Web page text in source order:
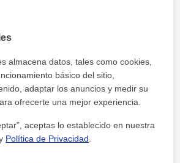
compuesta por soluto(s) y
almacena datos, tales como cookies,
básico del sitio,
adaptar los anuncios y medir su
ofrecerte una mejor experiencia.
aceptas lo establecido en nuestra
Política de Privacidad